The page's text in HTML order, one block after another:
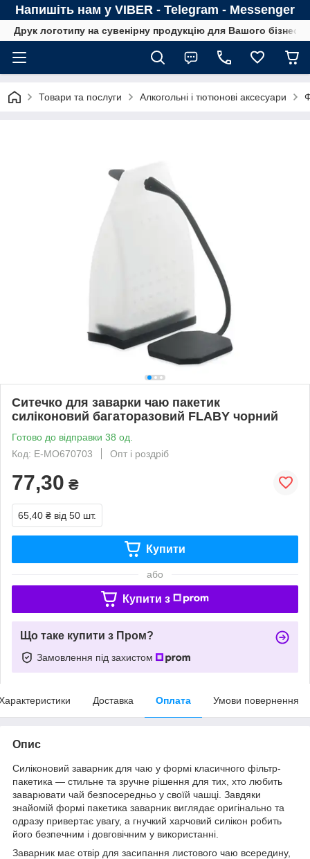
Напишіть нам у VIBER - Telegram - Messenger
Друк логотипу на сувенірну продукцію для Вашого бізнесу
Товари та послуги Алкогольні і тютюнові аксесуари
Ситечко для заварки чаю пакетик
силіконовий багаторазовий FLABY чорний
Готово до відправки 38 од.
Код: Е-MO670703
Опт і роздріб
77,30 ₴
65,40 ₴ від 50 шт.
Купити
або
Купити з
Що таке купити з Пром?
Замовлення під захистом
Доставка Оплата Умови повернення
Опис
Силіконовий заварник для чаю у формі класичного фільтр-
пакетика — стильне та зручне рішення для тих, хто любить
заварювати чай безпосередньо у своїй чашці. Завдяки
знайомій формі пакетика заварник виглядає оригінально та
одразу привертає увагу, а гнучкий харчовий силікон робить
його безпечним і довговічним у використанні.
Заварник має отвір для засипання листового чаю всередину,